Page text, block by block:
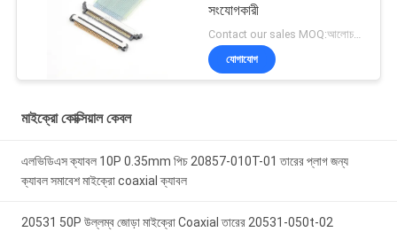
সংযোগকারী
Contact our sales MOQ:আলোচনাযোগ্য
যোগাযোগ
মাইক্রো কোক্সিয়াল কেবল
এলভিডিএস ক্যাবল 10P 0.35mm পিচ 20857-010T-01 তারের প্লাগ জন্য
ক্যাবল সমাবেশ মাইক্রো coaxial ক্যাবল
20531 50P উল্লম্ব জোড়া মাইক্রো Coaxial তারের 20531-050t-02